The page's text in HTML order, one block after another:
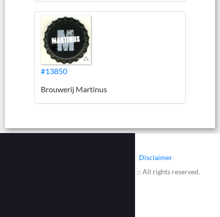
#13850
Brouwerij Martinus
Disclaimer
© 2002 - 2026 :: www.bieretiketten.nl :: All rights reserved.